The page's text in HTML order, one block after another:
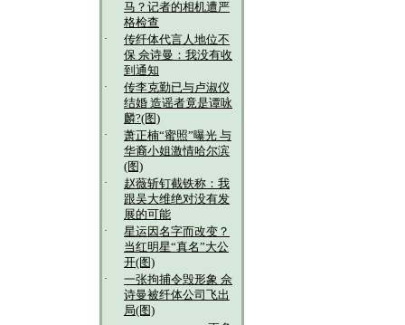
马？记者的相机遭严
格检查
·
传纤体代言人地位不
保 佘诗曼：我没有收
到通知
·
传李克勤已与卢淑仪
结婚 造谣者竟是谭咏
麟?(图)
·
萧正楠“蜜照”曝光 与
华裔小姐激情哈尔滨
(图)
·
赵薇斩钉截铁称：我
跟吴大维绝对没有发
展的可能
·
星运因名字而改变？
当红明星“真名”大公
开(图)
·
一张拘捕令毁形象 佘
诗曼被纤体公司飞出
局(图)